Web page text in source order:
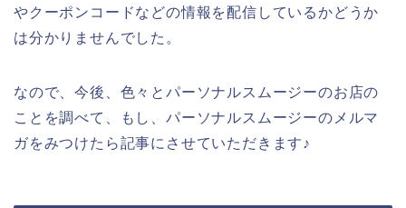
やクーポンコードなどの情報を配信しているかどうか
は分かりませんでした。
なので、今後、色々とパーソナルスムージーのお店の
ことを調べて、もし、パーソナルスムージーのメルマ
ガをみつけたら記事にさせていただきます♪